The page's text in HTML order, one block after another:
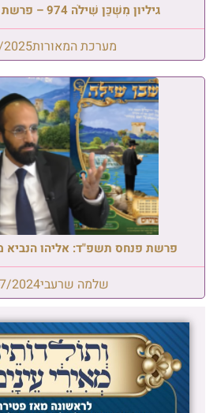
גיליון מִשְׁכַּן שִׁילֹה 974 – פרשת פינחס התשפ"ה
מערכת המאורות
פרשת פנחס תשפ"ד: אליהו הנביא
שלמה שרעבי2024